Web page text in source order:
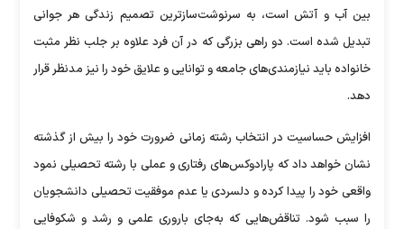
بین آب و آتش است، به سرنوشت‌سازترین تصمیم زندگی هر جوانی
تبدیل شده است. دو راهی بزرگی که در آن فرد علاوه بر جلب نظر مثبت
خانواده باید نیازمندی‌های جامعه و توانایی و علایق خود را نیز مدنظر قرار
دهد.
افزایش حساسیت‌ در انتخاب رشته زمانی ضرورت خود را بیش از گذشته
نشان خواهد داد که پارادوکس‌های رفتاری و عملی با رشته‌ تحصیلی نمود
واقعی خود را پیدا کرده و دلسردی یا عدم موفقیت تحصیلی دانشجویان
را سبب شود. تناقض‌هایی که به‌جای باروری علمی و رشد و شکوفایی